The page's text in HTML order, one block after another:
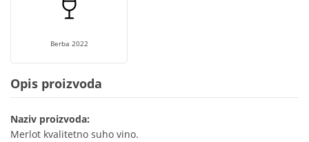
Berba 2022
Opis proizvoda
Naziv proizvoda:
Merlot kvalitetno suho vino.